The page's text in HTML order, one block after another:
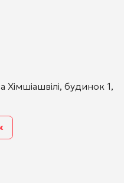
Хімшіашвілі, будинок 1,